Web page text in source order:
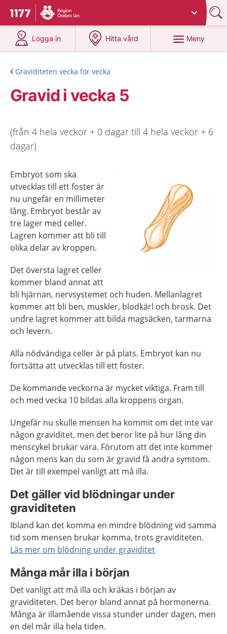
Till startsidan för 1177
Du har valt region
Logga in
på 1177.se
Hitta vård
på 1177.se
Meny
Graviditeten vecka för vecka
Gravid i vecka 5
(från 4 hela veckor + 0 dagar till 4 hela veckor + 6
dagar)
Embryot som ska
utvecklas till ett foster är
nu ungefär en millimeter
lång. Embryot består av
tre lager med celler.
Lagren kommer att bli till
olika delar av kroppen.
Det översta lagret celler
kommer bland annat att
bli hjärnan, nervsystemet och huden. Mellanlagret
kommer att bli ben, muskler, blodkärl och brosk. Det
undre lagret kommer att bilda magsäcken, tarmarna
och levern.
Alla nödvändiga celler är på plats. Embryot kan nu
fortsätta att utvecklas till ett foster.
De kommande veckorna är mycket viktiga. Fram till
och med vecka 10 bildas alla kroppens organ.
Ungefär nu skulle mensen ha kommit om det inte var
någon graviditet, men det beror lite på hur lång din
menscykel brukar vara. Förutom att det inte kommer
någon mens kan du som är gravid få andra symtom.
Det är till exempel vanligt att må illa.
Det gäller vid blödningar under
graviditeten
Ibland kan det komma en mindre blödning vid samma
tid som mensen brukar komma, trots graviditeten.
Läs mer om blödning under graviditet
Många mår illa i början
Det vanligt att må illa och kräkas i början av
graviditeten. Det beror bland annat på hormonerna.
Många är illamående vissa stunder under dagen, men
en del mår illa hela tiden.